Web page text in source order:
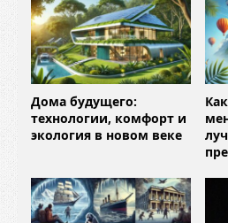
Дома будущего:
технологии, комфорт и
экология в новом веке